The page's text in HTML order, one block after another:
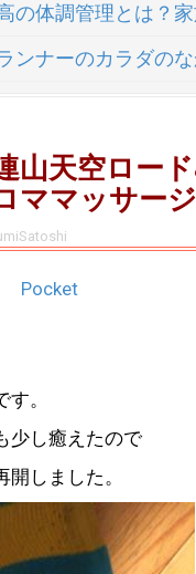
の体調管理とは？
ランナーのカラダの
山天空ロー
ママッサー
Pocket
。
少し癒えたので
しました。